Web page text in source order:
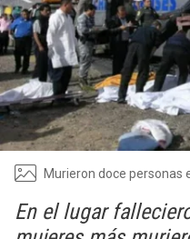
Murieron doce personas
En el lugar